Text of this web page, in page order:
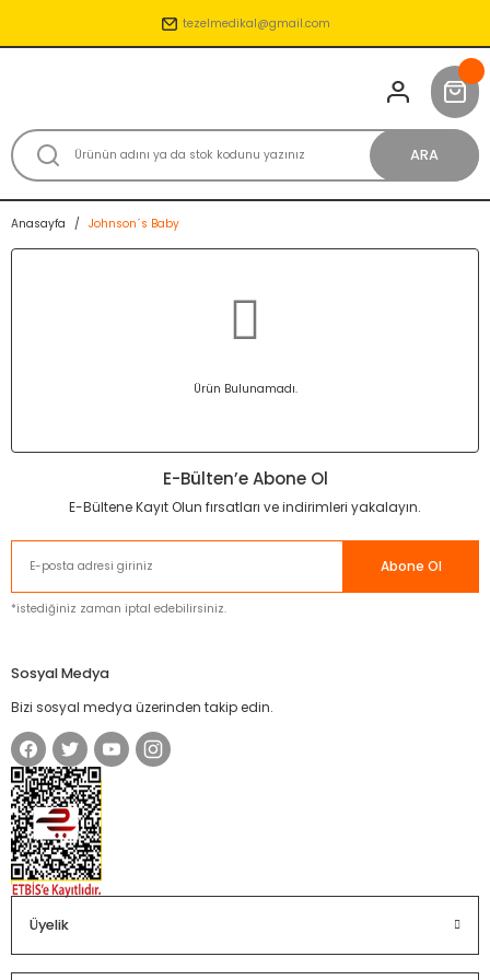
tezelmedikal@gmail.com
ARA
Anasayfa Johnson´s Baby
Ürün Bulunamadı.
E-Bülten’e Abone Ol
E-Bültene Kayıt Olun fırsatları ve indirimleri yakalayın.
Abone Ol
*istediğiniz zaman iptal edebilirsiniz.
Sosyal Medya
Bizi sosyal medya üzerinden takip edin.
Üyelik